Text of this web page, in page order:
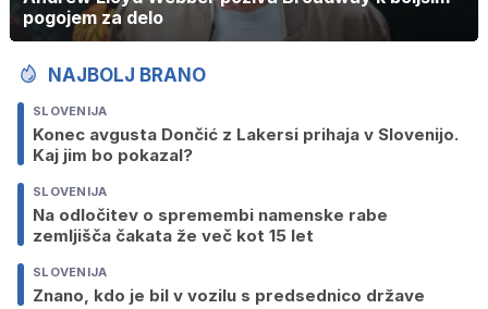
pogojem za delo
NAJBOLJ BRANO
SLOVENIJA
Konec avgusta Dončić z Lakersi prihaja v Slovenijo.
Kaj jim bo pokazal?
SLOVENIJA
Na odločitev o spremembi namenske rabe
zemljišča čakata že več kot 15 let
SLOVENIJA
Znano, kdo je bil v vozilu s predsednico države